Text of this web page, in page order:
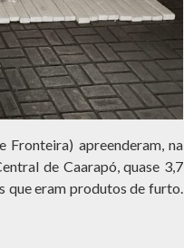
Fronteira) apreenderam, na
de Caarapó, quase 3,7
que eram produtos de furto.